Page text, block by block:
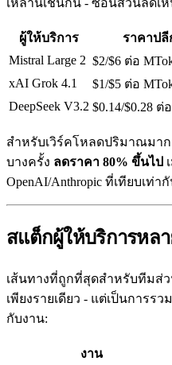
เหล่านี้เช่นกัน - ซ้อนส่วนลดเ
ผู้ให้บริการ ราคาปลี
Mistral Large 2 $2/$6 ต่อ
xAI Grok 4.1
$1/$5 ต่อ
DeepSeek V3.2 $0.14/$0.28 ต่
สำหรับเวิร์คโหลดปริมาณมา
บางครั้ง ลดราคา 80% ขึ้นไป
OpenAI/Anthropic ที่เทียบเท่า
สแต็กผู้ให้บริการหล
เส้นทางที่ถูกที่สุดสำหรับทีมส่
เพียงรายเดียว - แต่เป็นการร
กับงาน:
งาน